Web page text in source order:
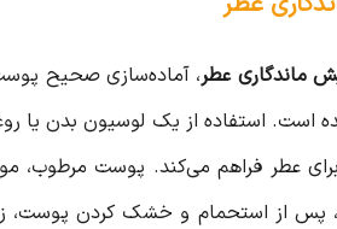
ماندگاری عطر، آماده‌سازی صحیح
استفاده از یک لوسیون بدن یا روغن
عطر فراهم می‌کند. پوست مرطوب،
پس از استحمام و خشک کردن